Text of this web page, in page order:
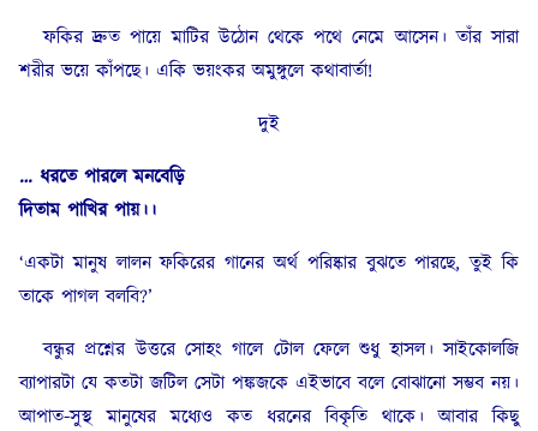
ফকির দ্রুত পায়ে মাটির উঠোন থেকে পথে নেমে আসেন। তাঁর সারা
শরীর ভয়ে কাঁপছে। একি ভয়ংকর অমুঙ্গুলে কথাবার্তা!
দুই
… ধরতে পারলে মনবেড়ি
দিতাম পাখির পায়।।
‘একটা মানুষ লালন ফকিরের গানের অর্থ পরিষ্কার বুঝতে পারছে, তুই কি
তাকে পাগল বলবি?’
বন্ধুর প্রশ্নের উত্তরে সোহং গালে টোল ফেলে শুধু হাসল। সাইকোলজি
ব্যাপারটা যে কতটা জটিল সেটা পঙ্কজকে এইভাবে বলে বোঝানো সম্ভব নয়।
আপাত-সুস্থ মানুষের মধ্যেও কত ধরনের বিকৃতি থাকে। আবার কিছু